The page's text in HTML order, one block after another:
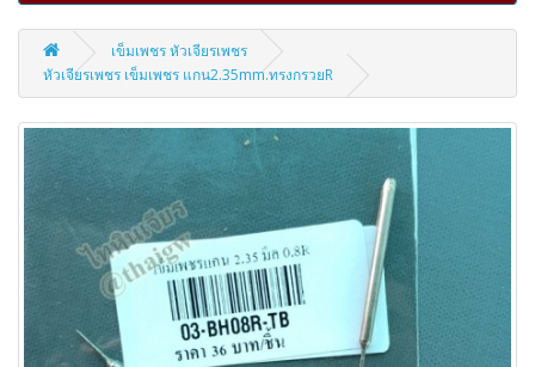
เข็มเพชร หัวเจียรเพชร
หัวเจียรเพชร เข็มเพชร แกน2.35mm.ทรงกรวยR